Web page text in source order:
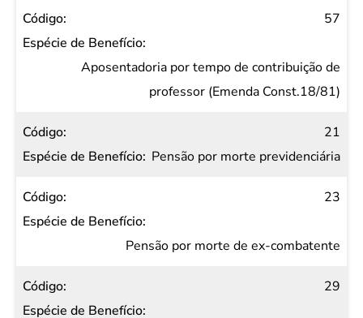
57
Aposentadoria por tempo de contribuição de
professor (Emenda Const.18/81)
21
Pensão por morte previdenciária
23
Pensão por morte de ex-combatente
29